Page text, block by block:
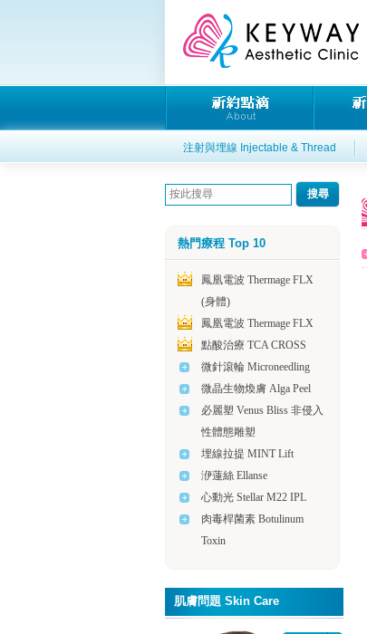
注射與埋線 Injectable & Thread
熱門療程 Top 10
鳳凰電波 Thermage FLX
(身體)
鳳凰電波 Thermage FLX
點酸治療 TCA CROSS
微針滾輪 Microneedling
微晶生物煥膚 Alga Peel
必麗塑 Venus Bliss 非侵入
性體態雕塑
埋線拉提 MINT Lift
洢蓮絲 Ellanse
心動光 Stellar M22 IPL
肉毒桿菌素 Botulinum
Toxin
肌膚問題 Skin Care